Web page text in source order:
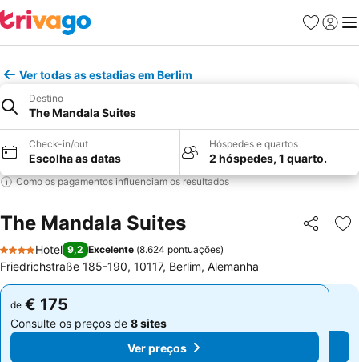
Favoritos
Iniciar
Ver todas as estadias em Berlim
Destino
The Mandala Suites
Check-in/out
Escolha as datas
Hóspedes e quartos
2 hóspedes, 1 quarto.
Como os pagamentos influenciam os resultados
The Mandala Suites Partilhar
4 Estrelas
Hotel 9,2 Excelente (8.624 pontuações)
Friedrichstraße 185-190, 10117, Berlim, Alemanha
de € 175
Consulte os preços de 8 sites
Ver preços
de € 175
Consulte os preços de 8 sites
Ver preços